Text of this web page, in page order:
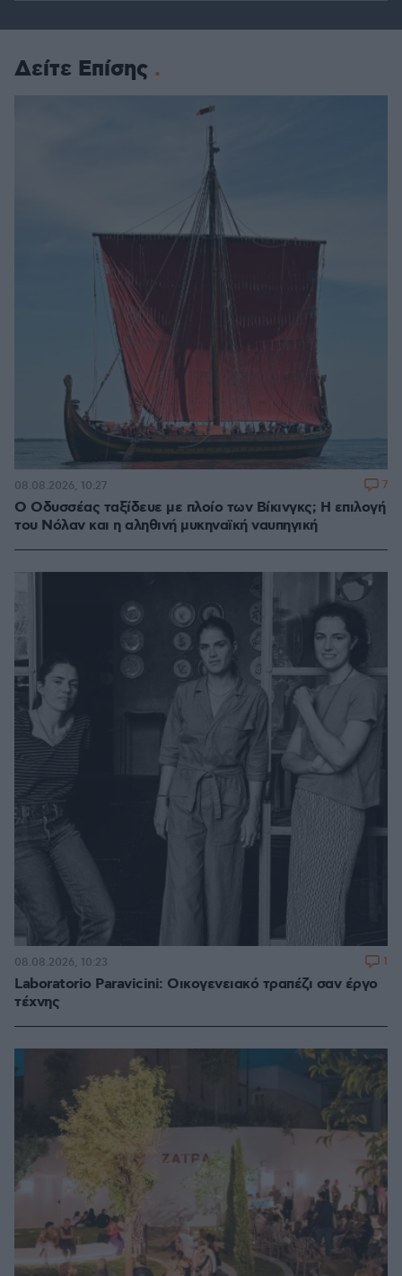
Δείτε Επίσης
Ο Οδυσσέας ταξίδευε με πλοίο των Βίκινγκς; Η επιλογή
του Νόλαν και η αληθινή μυκηναϊκή ναυπηγική
08.08.2026, 10:27 7
Laboratorio Paravicini: Οικογενειακό τραπέζι σαν έργο
τέχνης
08.08.2026, 10:23 1